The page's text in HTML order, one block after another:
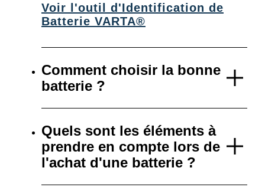
Voir l'outil d'Identification de
Batterie VARTA®
Comment choisir la bonne
batterie ?
Quels sont les éléments à
prendre en compte lors de
l'achat d'une batterie ?